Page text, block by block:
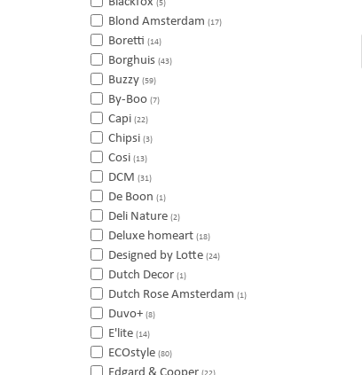
Blond Amsterdam (17)
Boretti (14)
Borghuis (43)
Buzzy (59)
By-Boo (7)
Capi (22)
Chipsi (3)
Cosi (13)
DCM (31)
De Boon (1)
Deli Nature (2)
Deluxe homeart (18)
Designed by Lotte (24)
Dutch Decor (1)
Dutch Rose Amsterdam (1)
Duvo+ (8)
E'lite (14)
ECOstyle (80)
Edgard & Cooper (22)